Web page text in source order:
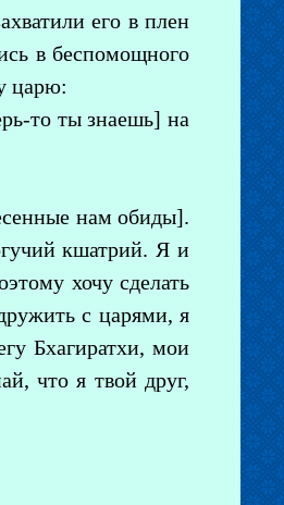
его в плен
в беспомощного
царю:
то ты знаешь] на
нам обиды].
кшатрий. Я и
хочу сделать
с царями, я
Бхагиратхи, мои
что я твой друг,